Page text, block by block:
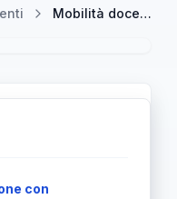
Mobilità docenti 2026/27: come funziona l’assegnazione delle sedi con preferenze sintetiche — esiti attesi il 29 maggio
con